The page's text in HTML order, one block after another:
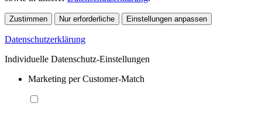
Zustimmen Nur erforderliche Einstellungen anpassen
Datenschutzerklärung
Individuelle Datenschutz-Einstellungen
Marketing per Customer-Match